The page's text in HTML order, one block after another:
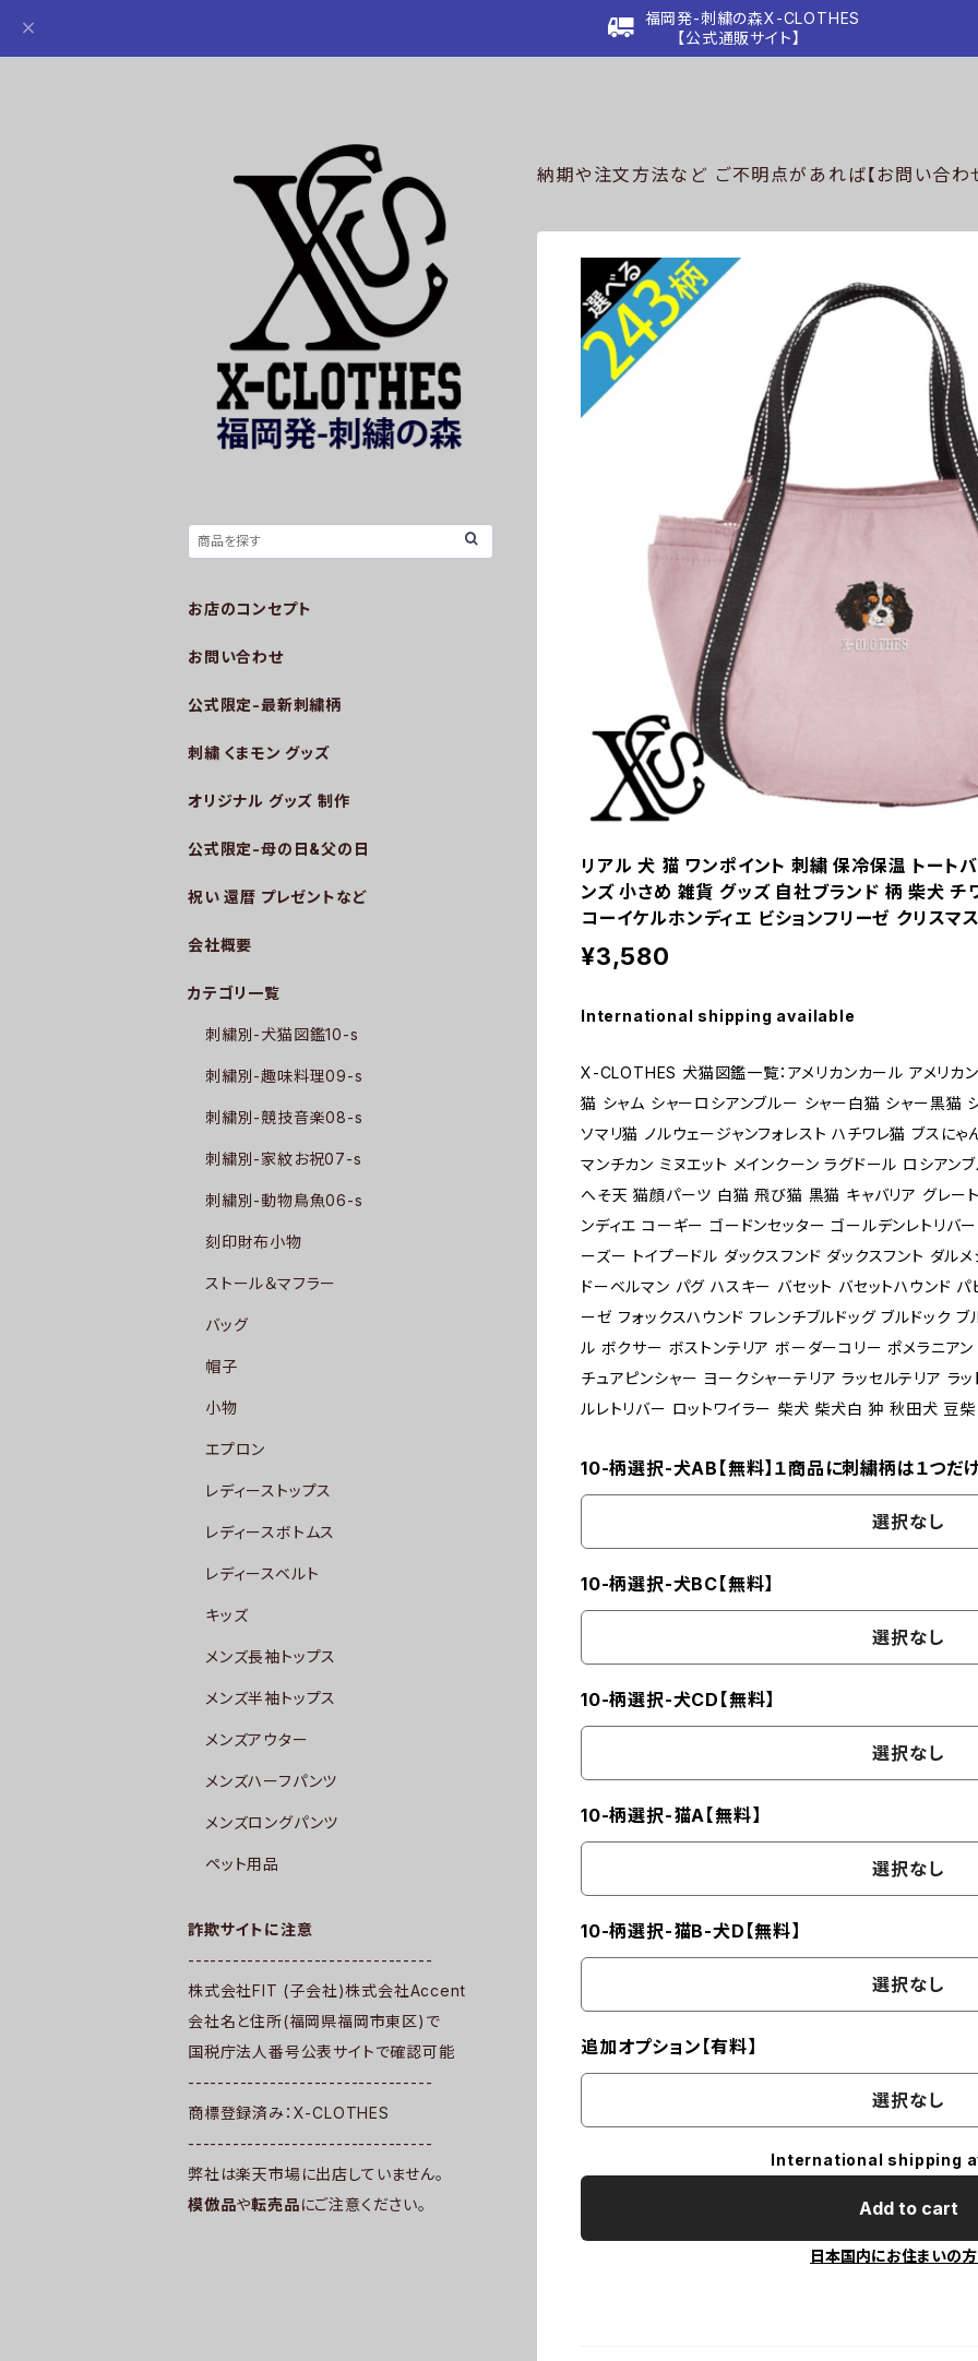
福岡発-刺繍の森X-CLOTHES
【公式通販サイト】
納期や注文方法など ご不明点があれば【お問い合わ
リアル 犬 猫 ワンポイント 刺繍 保冷保温 トート
ンズ 小さめ 雑貨 グッズ 自社ブランド 柄 柴犬 チ
コーイケルホンディエ ビションフリーゼ クリス
¥3,580
International shipping available
X-CLOTHES 犬猫図鑑一覧：アメリカンカール アメリカ
猫 シャム シャーロシアンブルー シャー白猫 シャー黒猫
ソマリ猫 ノルウェージャンフォレスト ハチワレ猫 ブスに
マンチカン ミヌエット メインクーン ラグドール ロシア
へそ天 猫顔パーツ 白猫 飛び猫 黒猫 キャバリア グレー
ンディエ コーギー ゴードンセッター ゴールデンレトリバ
ーズー トイプードル ダックスフンド ダックスフント ダル
ドーベルマン パグ ハスキー バセット バセットハウンド
ーゼ フォックスハウンド フレンチブルドッグ ブルドック
ル ボクサー ボストンテリア ボーダーコリー ポメラニア
チュアピンシャー ヨークシャーテリア ラッセルテリア ラ
ルレトリバー ロットワイラー 柴犬 柴犬白 狆 秋田犬
10-柄選択-犬AB【無料】１商品に刺繍柄は１つだ
選択なし
10-柄選択-犬BC【無料】
選択なし
10-柄選択-犬CD【無料】
選択なし
10-柄選択-猫A【無料】
選択なし
10-柄選択-猫B-犬D【無料】
選択なし
追加オプション【有料】
選択なし
International shipping
Add to cart
日本国内にお住まいの
お店のコンセプト
お問い合わせ
公式限定-最新刺繍柄
刺繍 くまモン グッズ
オリジナル グッズ 制作
公式限定-母の日&父の日
祝い 還暦 プレゼントなど
会社概要
カテゴリ一覧
刺繍別-犬猫図鑑10-s
刺繍別-趣味料理09-s
刺繍別-競技音楽08-s
刺繍別-家紋お祝07-s
刺繍別-動物鳥魚06-s
刻印財布小物
ストール＆マフラー
バッグ
帽子
小物
エプロン
レディーストップス
レディースボトムス
レディースベルト
キッズ
メンズ長袖トップス
メンズ半袖トップス
メンズアウター
メンズハーフパンツ
メンズロングパンツ
ペット用品
詐欺サイトに注意
---------------------------------
株式会社FIT (子会社)株式会社Accent
会社名と住所(福岡県福岡市東区)で
国税庁法人番号公表サイトで確認可能
---------------------------------
商標登録済み：X-CLOTHES
---------------------------------
弊社は楽天市場に出店していません。
模倣品や転売品にご注意ください。